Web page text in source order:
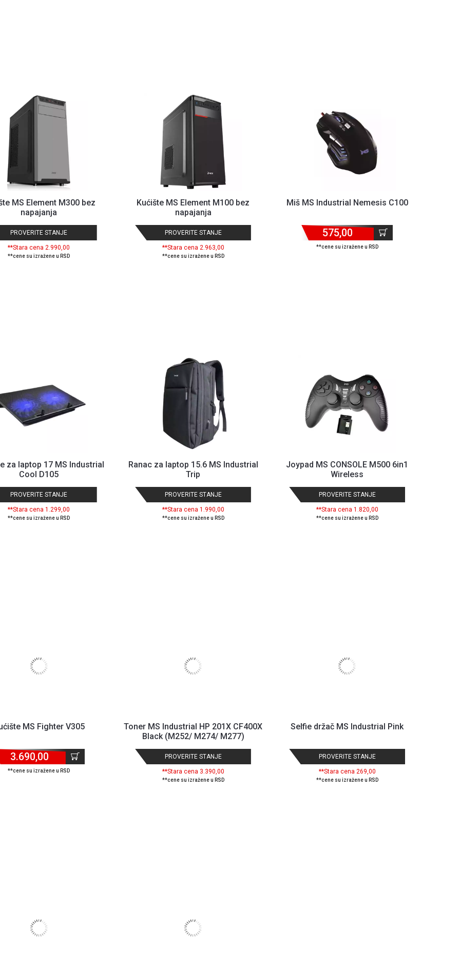
MS Element M300 bez
napajanja
PROVERITE STANJE
**Stara cena 2.990,00
**cene su izražene u RSD
Kućište MS Element M100 bez
napajanja
PROVERITE STANJE
**Stara cena 2.963,00
**cene su izražene u RSD
Miš MS Industrial Nemesis C100
575,00
**cene su izražene u RSD
za laptop 17 MS Industrial
Cool D105
PROVERITE STANJE
**Stara cena 1.299,00
**cene su izražene u RSD
Ranac za laptop 15.6 MS Industrial
Trip
PROVERITE STANJE
**Stara cena 1.990,00
**cene su izražene u RSD
Joypad MS CONSOLE M500 6in1
Wireless
PROVERITE STANJE
**Stara cena 1.820,00
**cene su izražene u RSD
MS Fighter V305
3.690,00
**cene su izražene u RSD
Toner MS Industrial HP 201X CF400X
Black (M252/ M274/ M277)
PROVERITE STANJE
**Stara cena 3.390,00
**cene su izražene u RSD
Selfie držač MS Industrial Pink
PROVERITE STANJE
**Stara cena 269,00
**cene su izražene u RSD